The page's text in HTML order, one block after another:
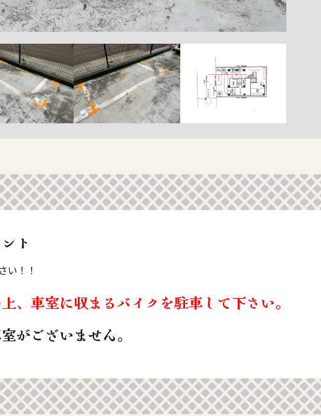
ト
い！！
、車室に収まるバイクを駐車して下さい。
がございません。